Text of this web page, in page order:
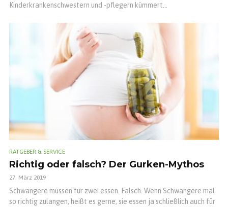
Kinderkrankenschwestern und -pflegern kümmert...
RATGEBER & SERVICE
Richtig oder falsch? Der Gurken-Mythos
27. März 2019
Schwangere müssen für zwei essen. Falsch. Wenn Schwangere mal
so richtig zulangen, heißt es gerne, sie essen ja schließlich auch für